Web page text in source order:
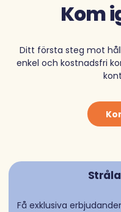
Kom
Ditt första steg mot
enkel och kostnadsfri
Få exklusiva